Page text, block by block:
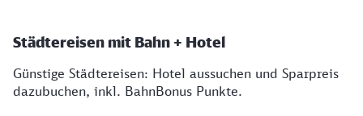
Städtereisen mit Bahn + Hotel
Günstige Städtereisen: Hotel aussuchen und Sparpreis
dazubuchen, inkl. BahnBonus Punkte.